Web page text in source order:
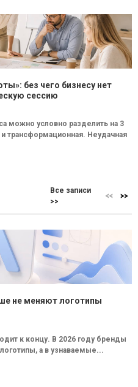
без чего бизнесу нет
сессию
можно условно разделить на 3
и трансформационная. Неудачная
Все записи
>>
не меняют логотипы
к концу. В 2026 году бренды
а в узнаваемые...